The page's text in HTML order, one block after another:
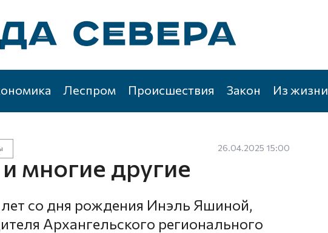
Леспром Происшествия Закон Из жизни
26.04.2025 15:00
многие другие
со дня рождения Инэль Яшиной,
Архангельского регионального